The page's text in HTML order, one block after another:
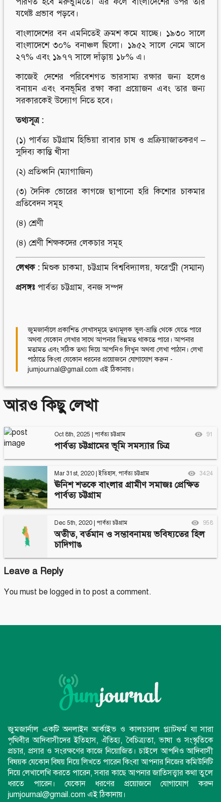
যথেষ্ট প্রভাব পড়বে।
বাংলাদেশের বন এমনিতেই ক্রমশ কমে যাচ্ছে। ১৯৩০ সালে
বাংলাদেশে ৩০% বনাঞ্চল ছিলো। ১৯৫২ সালে নেমে আসে
২৭% এবং ১৯৭৭ সালে দাঁড়ায় ১৮% এ।
কাজেই দেশের পরিবেশগত ভারসাম্য রক্ষার জন্য হলেও
বনায়ন এবং বনভূমির রক্ষা করা প্রয়োজন এবং তার জন্য
সরকারকেই উদ্যোগ নিতে হবে।
তথ্যসূত্র :
(১) পার্বত্য চট্টগ্রাম হিভিয়া রাবার চাষ ও প্রক্রিয়াজাতকরণ –
সুদিব্য কান্তি খীসা
(২) প্রতিধ্বনি (ম্যাগাজিন)
(৩) দৈনিক ভোরের কাগজে ছাপানো হরি কিশোর চাকমার
প্রতিবেদন সমূহ
(৪) শ্রেণী
(৪) শ্রেণী শিক্ষকদের লেকচার সমূহ
লেখক :মিশুক চাকমা, চট্টগ্রাম বিশ্ববিদ্যালয়, ফরেস্ট্রী (সম্মান)
প্রসঙ্গঃ পার্বত্য চট্টগ্রাম,বনজ সম্পদ
জুমজার্নালে প্রকাশিত লেখাসমূহে তথ্যমূলক ভুল-ভ্রান্তি থেকে যেতে পারে
অথবা যেকোন লেখার সাথে আপনার ভিন্নমত থাকতে পারে। আপনার
মতামত এবং সঠিক তথ্য দিয়ে আপনিও লিখুন অথবা লেখা পাঠান। লেখা
পাঠাতে কিংবা যেকোন ধরনের প্রয়োজনে যোগাযোগ করুন -
jumjournal@gmail.com এই ঠিকানায়।
আরও কিছু লেখা
Oct 8th, 2025 | পার্বত্য চট্টগ্রাম 91
পার্বত্য চট্টগ্রামের ভূমি সমস্যার চিত্র
Mar 31st, 2020 |ইতিহাস, পার্বত্য চট্টগ্রাম 3424
ঊনিশ শতকে বাংলার গ্রামীণ সমাজঃ প্রেক্ষিত
পার্বত্য চট্টগ্রাম
Dec 5th, 2020 | পার্বত্য চট্টগ্রাম 958
অতীত, বর্তমান ও সম্ভাবনাময় ভবিষ্যতের হিল
চাদিগাঙ
Leave a Reply
You must be logged in to post a comment.
জুমজার্নাল একটি অনলাইন আর্কাইভ ও কালচারাল প্ল্যাটফর্ম যা সারা
পৃথিবীর আদিবাসীদের ইতিহাস, ঐতিহ্য, বৈচিত্র্যতা, ভাষা ও সংস্কৃতিকে
প্রচার, প্রসার ও সংরক্ষণের কাজে নিয়োজিত। চাইলে আপনিও আদিবাসী
বিষয়ক যেকোন বিষয় নিয়ে লিখতে পারেন কিংবা আপনার নিজের কমিউনিটি
নিয়ে লেখালেখি করতে পারেন, সবার কাছে আপনার জাতিসত্ত্বার কথা তুলে
ধরতে পারেন। যেকোন ধরণের প্রয়োজনে যোগাযোগ করুন
jumjournal@gmail.com এই ঠিকানায়।